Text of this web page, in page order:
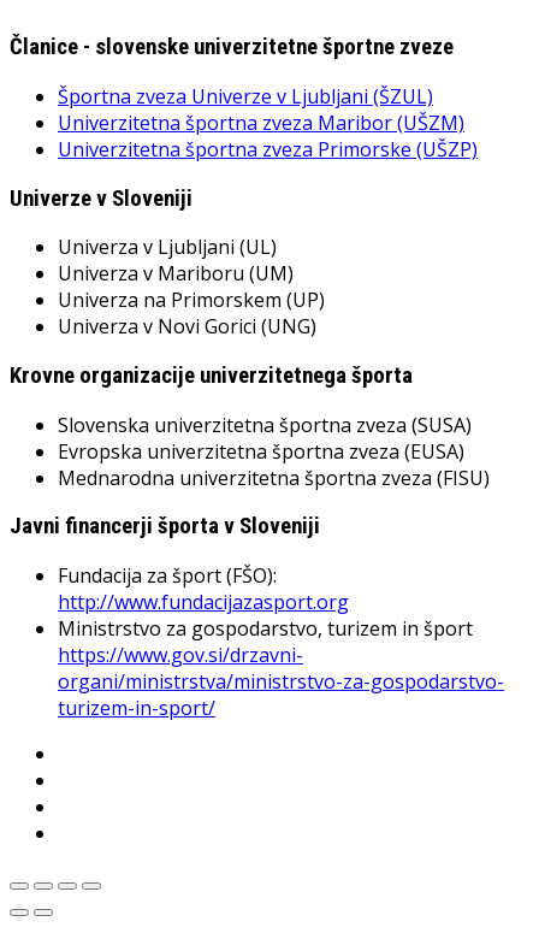
Članice - slovenske univerzitetne športne zveze
Športna zveza Univerze v Ljubljani (ŠZUL)
Univerzitetna športna zveza Maribor (UŠZM)
Univerzitetna športna zveza Primorske (UŠZP)
Univerze v Sloveniji
Univerza v Ljubljani (UL)
Univerza v Mariboru (UM)
Univerza na Primorskem (UP)
Univerza v Novi Gorici (UNG)
Krovne organizacije univerzitetnega športa
Slovenska univerzitetna športna zveza (SUSA)
Evropska univerzitetna športna zveza (EUSA)
Mednarodna univerzitetna športna zveza (FISU)
Javni financerji športa v Sloveniji
Fundacija za šport (FŠO):
http://www.fundacijazasport.org
Ministrstvo za gospodarstvo, turizem in šport
https://www.gov.si/drzavni-
organi/ministrstva/ministrstvo-za-gospodarstvo-
turizem-in-sport/